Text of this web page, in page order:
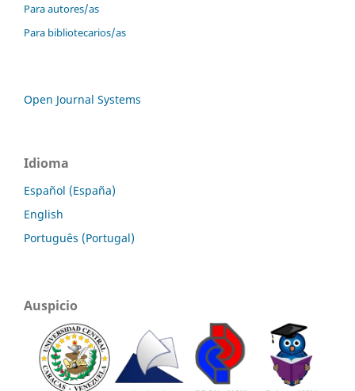
Para autores/as
Para bibliotecarios/as
Open Journal Systems
Idioma
Español (España)
English
Português (Portugal)
Auspicio